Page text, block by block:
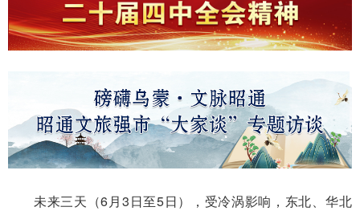
未来三天（6月3日至5日），受冷涡影响，东北、华北